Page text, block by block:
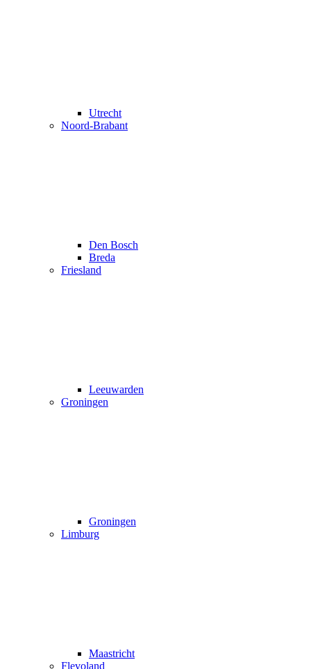
Utrecht
Noord-Brabant
Den Bosch
Breda
Friesland
Leeuwarden
Groningen
Groningen
Limburg
Maastricht
Flevoland